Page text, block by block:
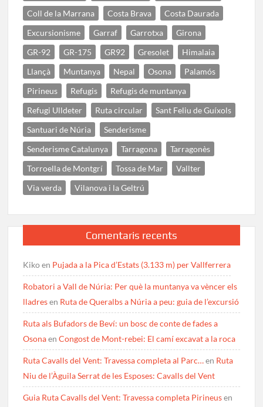
Coll de la Marrana
Costa Brava
Costa Daurada
Excursionisme
Garraf Garrotxa
Girona
GR-92
GR-175 GR92 Gresolet
Himalaia
Llançà
Muntanya Nepal Osona
Palamós
Pirineus
Refugis
Refugis de muntanya
Refugi Ulldeter
Ruta circular
Sant Feliu de Guíxols
Santuari de Núria
Senderisme
Senderisme Catalunya
Tarragona
Tarragonès
Torroella de Montgrí
Tossa de Mar
Vallter
Via verda
Vilanova i la Geltrú
Comentaris recents
Kikoen Pujada a la Pica d’Estats (3.133 m) per Vallferrera
Robatori a Vall de Núria: Per què la muntanya va vèncer els
lladresen Ruta de Queralbs a Núria a peu: guia de l’excursió
Ruta als Bufadors de Beví: un bosc de conte de fades a
OsonaenCongost de Mont-rebei: El camí excavat a la roca
Ruta Cavalls del Vent: Travessa completa al Parc…en Ruta
Niu de l’Àguila Serrat de les Esposes: Cavalls del Vent
Guia Ruta Cavalls del Vent: Travessa completa Pirineusen